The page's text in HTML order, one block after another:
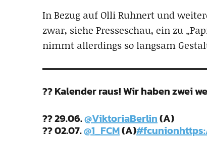
In Bezug auf Olli Ruhnert und
zwar, siehe Presseschau, ein zu
nimmt allerdings so langsam
?? Kalender raus! Wir haben zwei
?? 29.06.@ViktoriaBerlin(A)
?? 02.07.@1_FCM(A)#fcunion